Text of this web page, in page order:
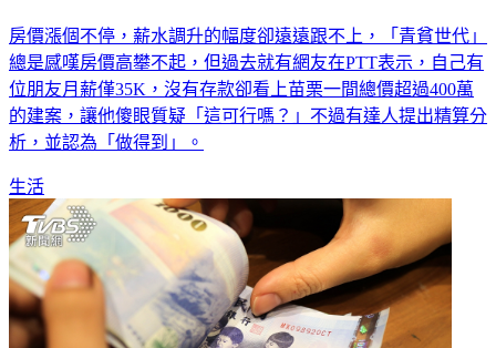
房價漲個不停，薪水調升的幅度卻遠遠跟不上，「青貧世代」
總是感嘆房價高攀不起，但過去就有網友在PTT表示，自己有
位朋友月薪僅35K，沒有存款卻看上苗栗一間總價超過400萬
的建案，讓他傻眼質疑「這可行嗎？」不過有達人提出精算分
析，並認為「做得到」。
生活